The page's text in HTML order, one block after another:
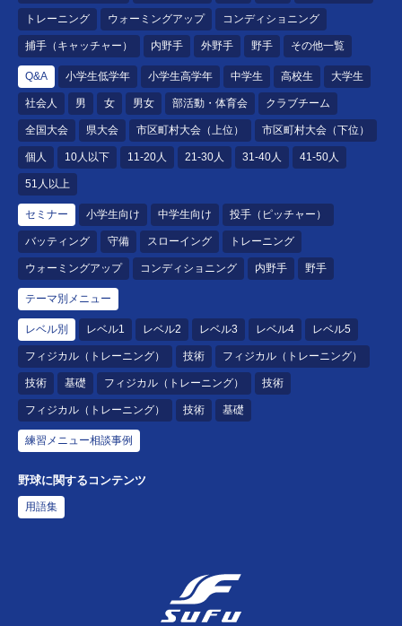
トレーニング ウォーミングアップ コンディショニング
捕手（キャッチャー） 内野手 外野手 野手 その他一覧
Q&A 小学生低学年 小学生高学年 中学生 高校生 大学生
社会人 男 女 男女 部活動・体育会 クラブチーム
全国大会 県大会 市区町村大会（上位） 市区町村大会（下位）
個人 10人以下 11-20人 21-30人 31-40人 41-50人
51人以上
セミナー 小学生向け 中学生向け 投手（ピッチャー）
バッティング 守備 スローイング トレーニング
ウォーミングアップ コンディショニング 内野手 野手
テーマ別メニュー
レベル別 レベル1 レベル2 レベル3 レベル4 レベル5
フィジカル（トレーニング） 技術 フィジカル（トレーニング）
技術 基礎 フィジカル（トレーニング） 技術
フィジカル（トレーニング） 技術 基礎
練習メニュー相談事例
野球に関するコンテンツ
用語集